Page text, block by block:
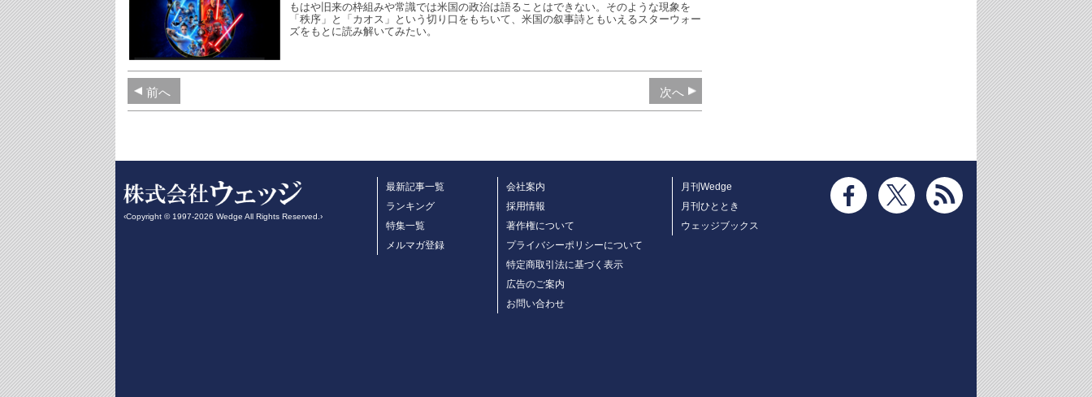
もはや旧来の枠組みや常識では米国の政治は語ることはできない。そのような現象を
「秩序」と「カオス」という切り口をもちいて、米国の叙事詩ともいえるスターウォー
ズをもとに読み解いてみたい。
前へ 次へ
‹Copyright © 1997-2026 Wedge All Rights Reserved.›
最新記事一覧
ランキング
特集一覧
メルマガ登録
会社案内
採用情報
著作権について
プライバシーポリシーについて
特定商取引法に基づく表示
広告のご案内
お問い合わせ
月刊Wedge
月刊ひととき
ウェッジブックス